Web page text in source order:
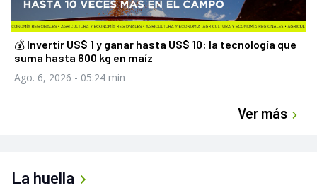
💰 Invertir US$ 1 y ganar hasta US$ 10: la tecnología que
suma hasta 600 kg en maíz
Ago. 6, 2026 - 05:24 min
Ver más
La huella